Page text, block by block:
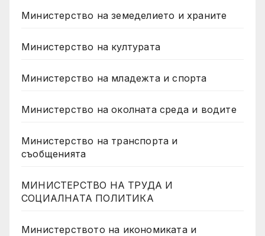
Министерство на земеделието и храните
Министерство на културата
Министерство на младежта и спорта
Министерство на околната среда и водите
Министерство на транспорта и
съобщенията
МИНИСТЕРСТВО НА ТРУДА И
СОЦИАЛНАТА ПОЛИТИКА
Министерството на икономиката и